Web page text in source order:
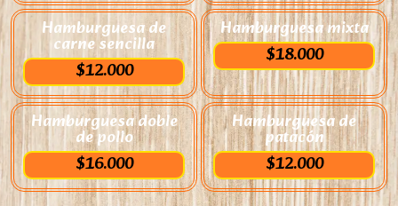
Hamburguesa de
carne sencilla
$12.000
Hamburguesa mixta
$18.000
Hamburguesa doble
de pollo
$16.000
Hamburguesa de
patacón
$12.000